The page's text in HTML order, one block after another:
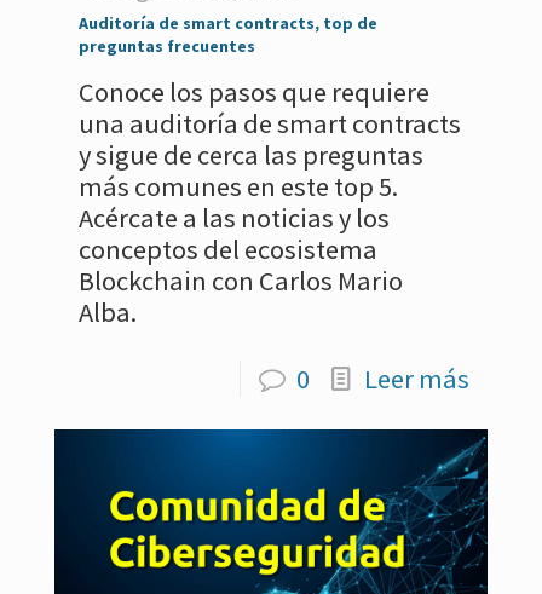
Auditoría de smart contracts, top de
preguntas frecuentes
Conoce los pasos que requiere
una auditoría de smart contracts
y sigue de cerca las preguntas
más comunes en este top 5.
Acércate a las noticias y los
conceptos del ecosistema
Blockchain con Carlos Mario
Alba.
0
Leer más